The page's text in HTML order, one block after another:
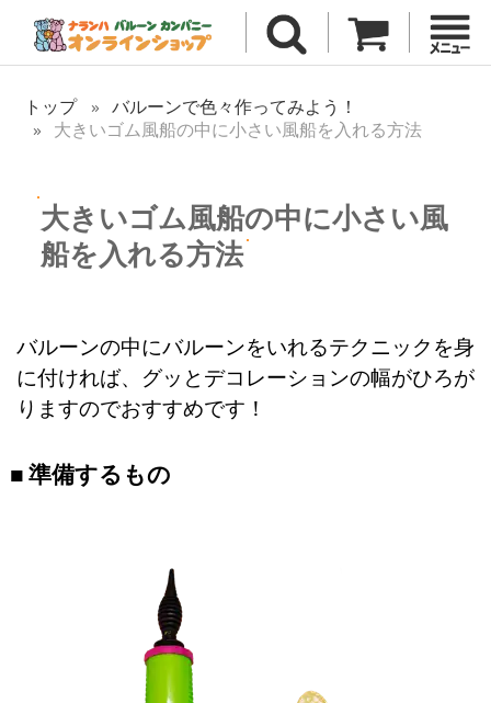
トップ
バルーンで色々作ってみよう！
大きいゴム風船の中に小さい風船を入れる方法
大きいゴム風船の中に小さい風
船を入れる方法
バルーンの中にバルーンをいれるテクニックを身
に付ければ、グッとデコレーションの幅がひろが
りますのでおすすめです！
準備するもの